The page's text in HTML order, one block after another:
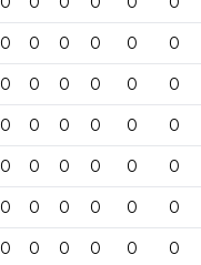
0 0 0 0 0 0
0 0 0 0 0 0
0 0 0 0 0 0
0 0 0 0 0 0
0 0 0 0 0 0
0 0 0 0 0 0